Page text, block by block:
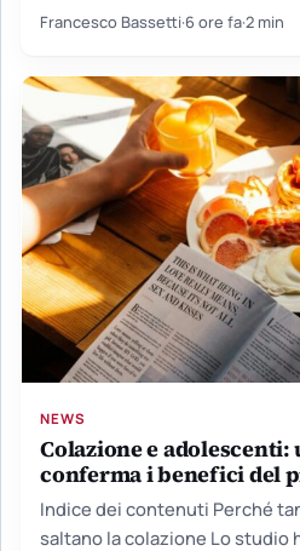
tecnologici, ma non…
Francesco Bassetti·6 ore fa·2 min
NEWS
Colazione e
conferma i benefici del
Indice dei contenuti Perché
saltano la colazione Lo studio